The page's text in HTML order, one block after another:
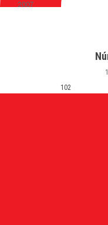
2007
102